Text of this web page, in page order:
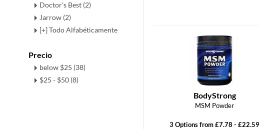
Doctor's Best (2)
Jarrow (2)
[+] Todo Alfabéticamente
Precio
below $25 (38)
$25 - $50 (8)
BodyStrong
MSM Powder
3 Options from £7.78 - £22.59